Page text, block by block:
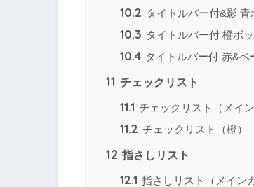
10.2 タイトルバー付&影 青
10.3 タイトルバー付 橙ボ
10.4 タイトルバー付 赤&ベ
11 チェックリスト
11.1 チェックリスト（メイン
11.2 チェックリスト（橙）
12 指さしリスト
12.1 指さしリスト（メイン